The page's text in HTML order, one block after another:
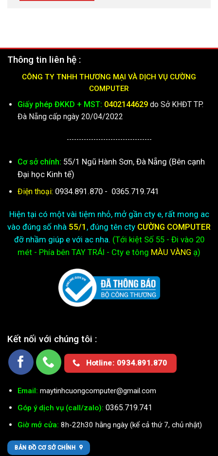
Thông tin liên hệ :
CÔNG TY TNHH THƯƠNG MẠI VÀ DỊCH VỤ CƯỜNG
COMPUTER
Giấy phép ĐKKD + MST: 0402144629do Sở KHĐT TP.
Đà Nẵng cấp ngày 20/04/2022
-----------------------------------
Cơ sở chính: 55/1 Ngũ Hành Sơn, Đà Nẵng (Bên cạnh
Đại học Kinh tế)
Điện thoại: 0934.891.870 - 0365.719.741
Hiện tại có một vài tiệm nhỏ, mở gần cty e, rất mong ac
vào đúng số nhà 55/1 , đúng tên cty CƯỜNG COMPUTER
đỡ nhầm giúp e với ac nha. (Tới kiệtSố 55 - Đi vào 20
mét - Phía bên TAY TRÁI - Cty e tông MÀU VÀNG ạ)
Kết nối với chúng tôi :
Hotline: 0934.891.870
Email: maytinhcuongcomputer@gmail.com
Góp ý dịch vụ (call/zalo): 0365.719.741
Giờ mở cửa: 8h-22h30 hằng ngày (kể cả thứ 7, chủ nhật)
BẢN ĐỒ CƠ SỞ CHÍNH